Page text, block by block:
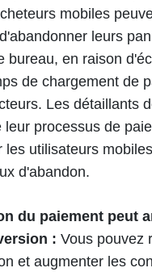
mobiles
leurs
bureau, en raison
de chargement de
Les détaillants
leur processus de
les utilisateurs
d'abandon.
du paiement peut
: Vous pouvez
et augmenter les